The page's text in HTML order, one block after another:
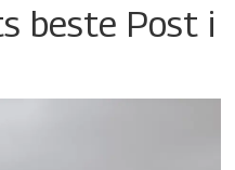
beste Post i